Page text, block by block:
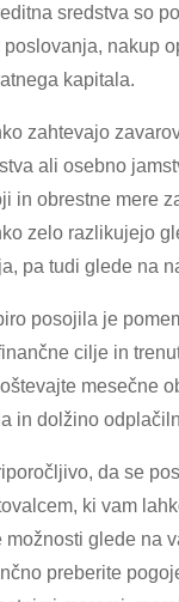
sredstva so
nakup
kapitala.
zahtevajo
ali osebno
in obrestne mere
zelo razlikujejo
pa tudi glede na
posojila je
cilje in
mesečne
in dolžino
da se
ki vam
možnosti glede na
preberite